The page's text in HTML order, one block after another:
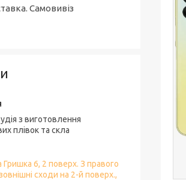
Самовивіз
з виготовлення
плівок та скла
Гришка 6, 2 поверх. З правого
сходи на 2-й поверх.,